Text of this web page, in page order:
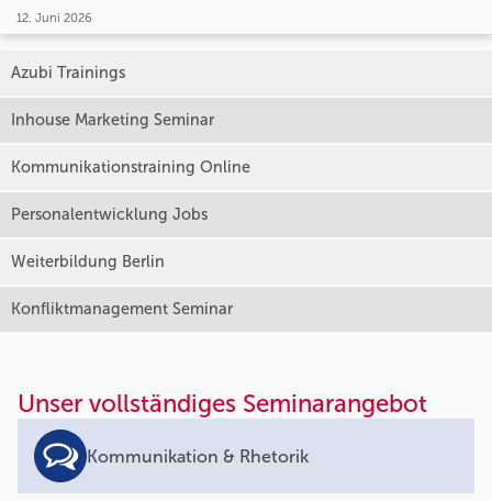
12. Juni 2026
Azubi Trainings
Inhouse Marketing Seminar
Kommunikationstraining Online
Personalentwicklung Jobs
Weiterbildung Berlin
Konfliktmanagement Seminar
Unser vollständiges Seminarangebot
Kommunikation & Rhetorik